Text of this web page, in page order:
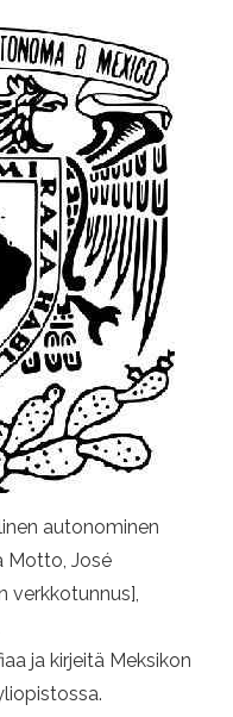
autonominen
Motto, José
verkkotunnus],
ja kirjeitä Meksikon